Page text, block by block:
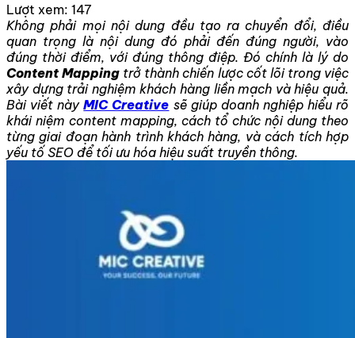
Lượt xem: 147
Không phải mọi nội dung đều tạo ra chuyển đổi, điều
quan trọng là nội dung đó phải đến đúng người, vào
đúng thời điểm, với đúng thông điệp. Đó chính là lý do
Content Mapping trở thành chiến lược cốt lõi trong việc
xây dựng trải nghiệm khách hàng liền mạch và hiệu quả.
Bài viết nàyMIC Creative sẽ giúp doanh nghiệp hiểu rõ
khái niệm content mapping, cách tổ chức nội dung theo
từng giai đoạn hành trình khách hàng, và cách tích hợp
yếu tố SEO để tối ưu hóa hiệu suất truyền thông.